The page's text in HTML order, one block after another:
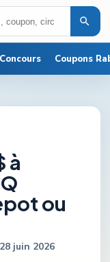
Coupons
à
ou
28 juin 2026